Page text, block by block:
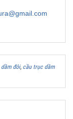
đôi, cầu trục dầm